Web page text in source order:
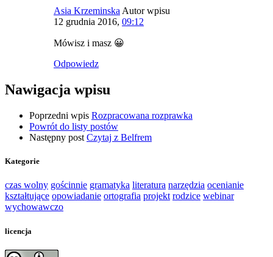
Asia Krzeminska Autor wpisu
12 grudnia 2016, 09:12
Mówisz i masz 😀
Odpowiedz
Nawigacja wpisu
Poprzedni wpis Rozpracowana rozprawka
Powrót do listy postów
Następny post Czytaj z Belfrem
Kategorie
czas wolny gościnnie gramatyka literatura narzędzia ocenianie
kształtujące opowiadanie ortografia projekt rodzice webinar
wychowawczo
licencja